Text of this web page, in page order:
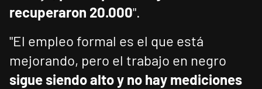
recuperaron 20.000".
"El empleo formal es el que está
mejorando, pero el trabajo en negro
sigue siendo alto y no hay mediciones